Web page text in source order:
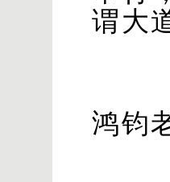
谓大
鸿钧